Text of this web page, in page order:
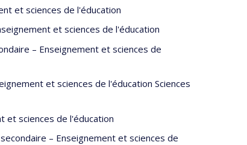
et sciences de l'éducation
et sciences de l'éducation
– Enseignement et sciences de
et sciences de l'éducation Sciences
et sciences de l'éducation
– Enseignement et sciences de